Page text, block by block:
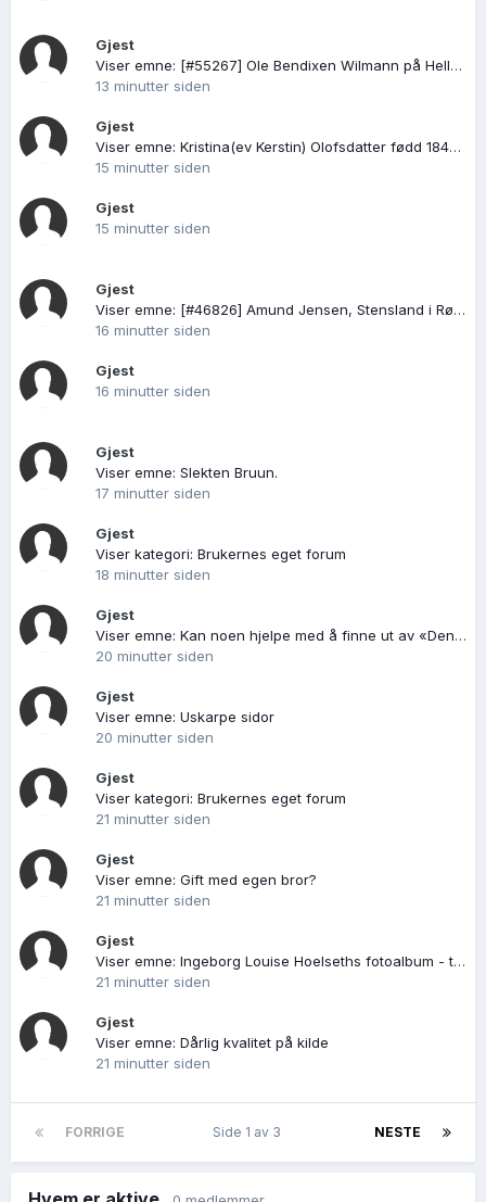
Gjest
Viser emne: [#55267] Ole Bendixen Wilmann på Helle i Vågan og guanofabrikken ved Leirosen ca. 1850
13 minutter siden
Gjest
Viser emne: Kristina(ev Kerstin) Olofsdatter fødd 1843 glissjøberg,sveg
15 minutter siden
Gjest
15 minutter siden
Gjest
Viser emne: [#46826] Amund Jensen, Stensland i Rødøy, hans aner?
16 minutter siden
Gjest
16 minutter siden
Gjest
Viser emne: Slekten Bruun.
17 minutter siden
Gjest
Viser kategori: Brukernes eget forum
18 minutter siden
Gjest
Viser emne: Kan noen hjelpe med å finne ut av «Den mystiske» Anders Rasmussen født ca 1835-1845
20 minutter siden
Gjest
Viser emne: Uskarpe sidor
20 minutter siden
Gjest
Viser kategori: Brukernes eget forum
21 minutter siden
Gjest
Viser emne: Gift med egen bror?
21 minutter siden
Gjest
Viser emne: Ingeborg Louise Hoelseths fotoalbum - tidfesting av bilde fra Trysil
21 minutter siden
Gjest
Viser emne: Dårlig kvalitet på kilde
21 minutter siden
FORRIGE NESTE
Side 1 av 3